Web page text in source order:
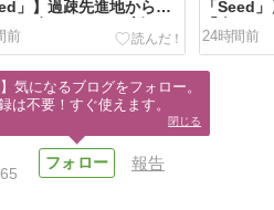
」】過疎先進地から
100年」をつくる新たな
支援プログラムとは？
前
「Seed
「次の
起業家支
24時間前
報告
】気になるブログをフォロー。
は不要！すぐ使えます。
閉じる